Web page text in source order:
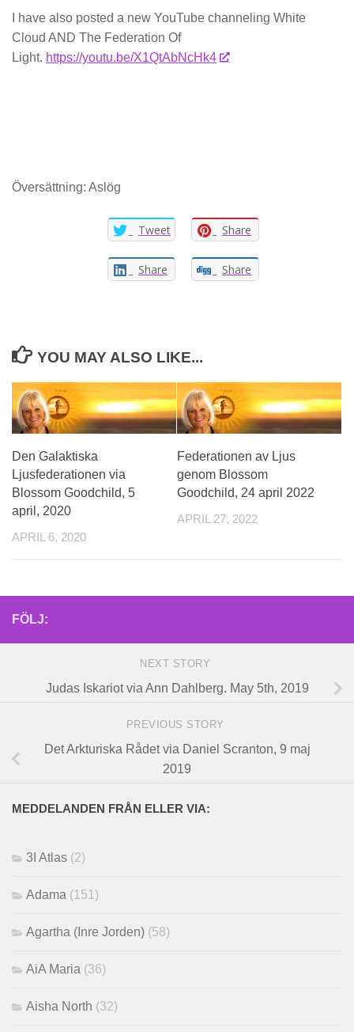
I have also posted a new YouTube channeling White
Cloud AND The Federation Of
Light. https://youtu.be/X1QtAbNcHk4
Översättning: Aslög
Tweet Share
Share Share
YOU MAY ALSO LIKE...
Den Galaktiska
Ljusfederationen via
Blossom Goodchild, 5
april, 2020
APRIL 6, 2020
Federationen av Ljus
genom Blossom
Goodchild, 24 april 2022
APRIL 27, 2022
FÖLJ:
NEXT STORY
Judas Iskariot via Ann Dahlberg. May 5th, 2019
PREVIOUS STORY
Det Arkturiska Rådet via Daniel Scranton, 9 maj
2019
MEDDELANDEN FRÅN ELLER VIA:
3I Atlas (2)
Adama (151)
Agartha (Inre Jorden) (58)
AiA Maria (36)
Aisha North (32)